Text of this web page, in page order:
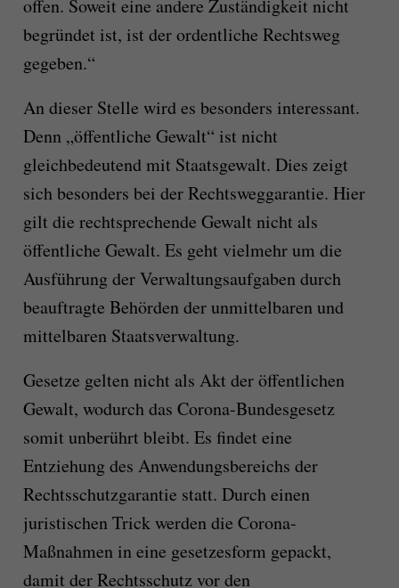
offen. Soweit eine andere Zuständigkeit nicht
begründet ist, ist der ordentliche Rechtsweg
gegeben.“
An dieser Stelle wird es besonders interessant.
Denn „öffentliche Gewalt“ ist nicht
gleichbedeutend mit Staatsgewalt. Dies zeigt
sich besonders bei der Rechtsweggarantie. Hier
gilt die rechtsprechende Gewalt nicht als
öffentliche Gewalt. Es geht vielmehr um die
Ausführung der Verwaltungsaufgaben durch
beauftragte Behörden der unmittelbaren und
mittelbaren Staatsverwaltung.
Gesetze gelten nicht als Akt der öffentlichen
Gewalt, wodurch das Corona-Bundesgesetz
somit unberührt bleibt. Es findet eine
Entziehung des Anwendungsbereichs der
Rechtsschutzgarantie statt. Durch einen
juristischen Trick werden die Corona-
Maßnahmen in eine gesetzesform gepackt,
damit der Rechtsschutz vor den